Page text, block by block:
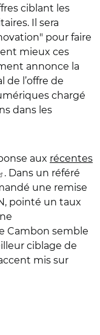
ciblant les
Il sera
pour faire
mieux ces
annonce la
de l’offre de
chargé
dans les
aux récentes
. Dans un référé
une remise
pointé un taux
Cambon semble
ciblage de
mis sur